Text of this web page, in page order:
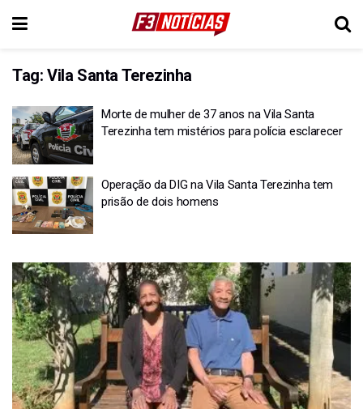
Tag: Vila Santa Terezinha
Morte de mulher de 37 anos na Vila Santa
Terezinha tem mistérios para polícia esclarecer
Operação da DIG na Vila Santa Terezinha tem
prisão de dois homens